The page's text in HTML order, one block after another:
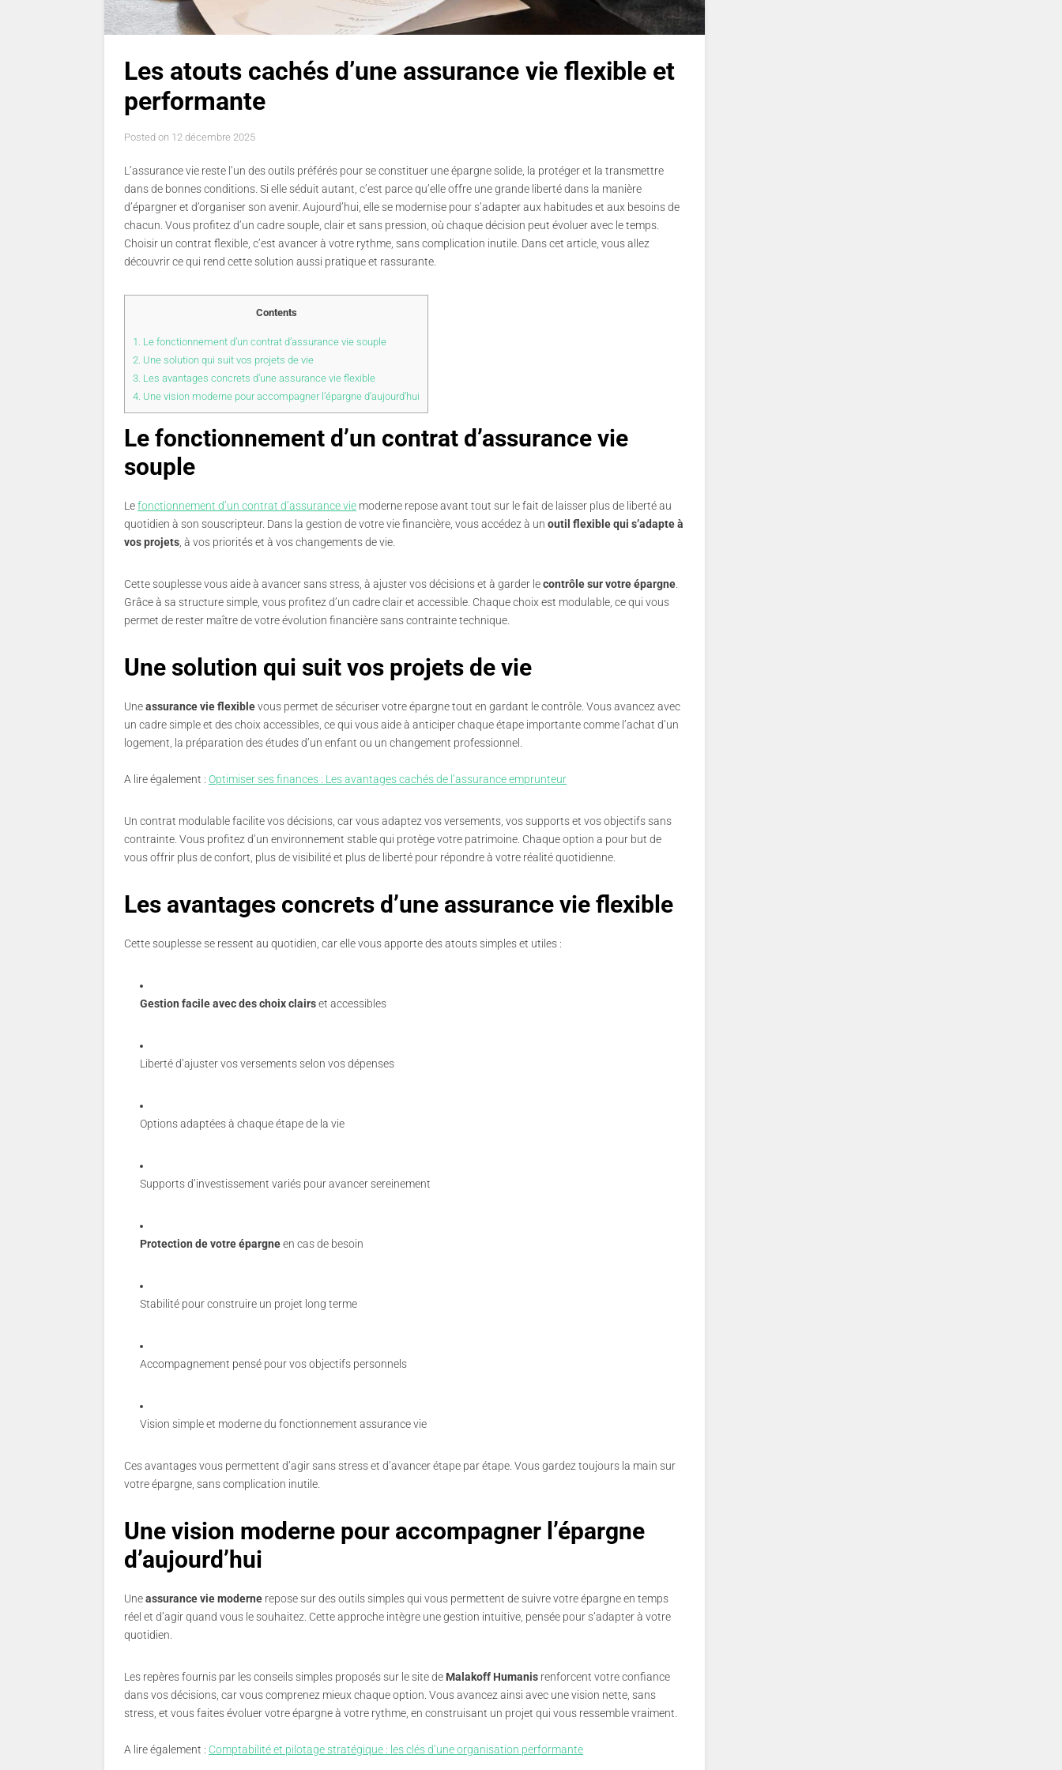
Les atouts cachés d’une assurance vie flexible et
performante
Posted on 12 décembre 2025
L’assurance vie reste l’un des outils préférés pour se constituer une épargne solide, la protéger et la transmettre
dans de bonnes conditions. Si elle séduit autant, c’est parce qu’elle offre une grande liberté dans la manière
d’épargner et d’organiser son avenir. Aujourd’hui, elle se modernise pour s’adapter aux habitudes et aux besoins de
chacun. Vous profitez d’un cadre souple, clair et sans pression, où chaque décision peut évoluer avec le temps.
Choisir un contrat flexible, c’est avancer à votre rythme, sans complication inutile. Dans cet article, vous allez
découvrir ce qui rend cette solution aussi pratique et rassurante.
Contents
1. Le fonctionnement d’un contrat d’assurance vie souple
2. Une solution qui suit vos projets de vie
3. Les avantages concrets d’une assurance vie flexible
4. Une vision moderne pour accompagner l’épargne d’aujourd’hui
Le fonctionnement d’un contrat d’assurance vie
souple
Lefonctionnement d’un contrat d’assurance vie moderne repose avant tout sur le fait de laisser plus de liberté au
quotidien à son souscripteur. Dans la gestion de votre vie financière, vous accédez à un outil flexible qui s’adapte à
vos projets , à vos priorités et à vos changements de vie.
Cette souplesse vous aide à avancer sans stress, à ajuster vos décisions et à garder lecontrôle sur votre épargne
Grâce à sa structure simple, vous profitez d’un cadre clair et accessible. Chaque choix est modulable, ce qui vous
permet de rester maître de votre évolution financière sans contrainte technique.
Une solution qui suit vos projets de vie
Uneassurance vie flexiblevous permet de sécuriser votre épargne tout en gardant le contrôle. Vous avancez avec
un cadre simple et des choix accessibles, ce qui vous aide à anticiper chaque étape importante comme l’achat d’un
logement, la préparation des études d’un enfant ou un changement professionnel.
A lire également : Optimiser ses finances : Les avantages cachés de l’assurance emprunteur
Un contrat modulable facilite vos décisions, car vous adaptez vos versements, vos supports et vos objectifs sans
contrainte. Vous profitez d’un environnement stable qui protège votre patrimoine. Chaque option a pour but de
vous offrir plus de confort, plus de visibilité et plus de liberté pour répondre à votre réalité quotidienne.
Les avantages concrets d’une assurance vie flexible
Cette souplesse se ressent au quotidien, car elle vous apporte des atouts simples et utiles :
Gestion facile avec des choix clairset accessibles
Liberté d’ajuster vos versements selon vos dépenses
Options adaptées à chaque étape de la vie
Supports d’investissement variés pour avancer sereinement
Protection de votre épargneen cas de besoin
Stabilité pour construire un projet long terme
Accompagnement pensé pour vos objectifs personnels
Vision simple et moderne du fonctionnement assurance vie
Ces avantages vous permettent d’agir sans stress et d’avancer étape par étape. Vous gardez toujours la main sur
votre épargne, sans complication inutile.
Une vision moderne pour accompagner l’épargne
d’aujourd’hui
Uneassurance vie moderne repose sur des outils simples qui vous permettent de suivre votre épargne en temps
réel et d’agir quand vous le souhaitez. Cette approche intègre une gestion intuitive, pensée pour s’adapter à votre
quotidien.
Les repères fournis par les conseils simples proposés sur le site de Malakoff Humanis renforcent votre confiance
dans vos décisions, car vous comprenez mieux chaque option. Vous avancez ainsi avec une vision nette, sans
stress, et vous faites évoluer votre épargne à votre rythme, en construisant un projet qui vous ressemble vraiment.
A lire également : Comptabilité et pilotage stratégique : les clés d’une organisation performante